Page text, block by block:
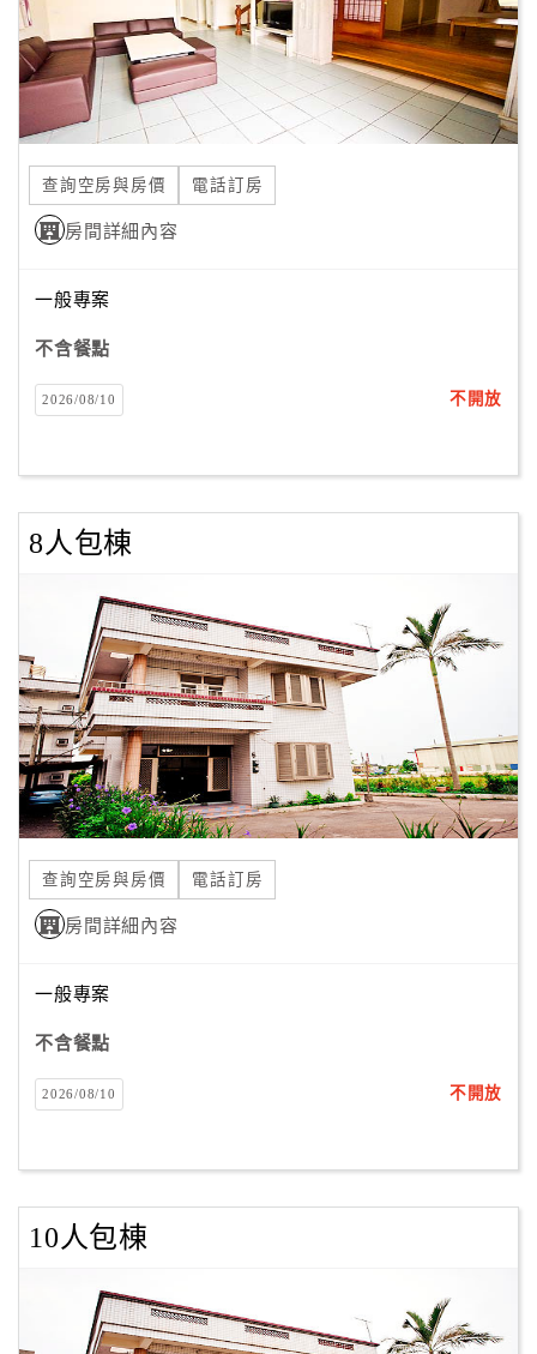
線
上
客
紅
利
查
訂
房
Q&A
卡
請
款
收
據
合
作
提
案
店
作
商
合
查詢空房與房價 電話訂房
房間詳細內容
一般專案
不含餐點
2026/08/10 不開放
8人包棟
查詢空房與房價 電話訂房
房間詳細內容
一般專案
不含餐點
2026/08/10 不開放
10人包棟